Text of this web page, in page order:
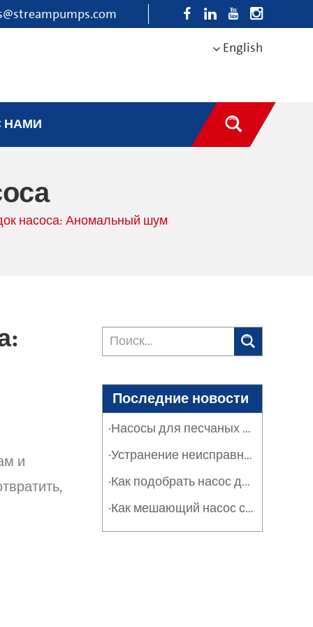
English
НАМИ
насоса: Аномальный шум
и
Последние новости
·Насосы для песчаных фильтров в промышленности и сельском хозяйстве: защита систем
·Устранение неисправностей насосов песчаных фильтров: руководство по обслуживанию
·Как подобрать насос для песчаного фильтра: расход, оборот и эффективность
·Как мешающий насос серии SPT решает проблему засорения тяжелыми отложениями и суспензиями